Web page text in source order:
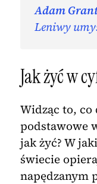
Adam
Leniwy
Jak żyć w
Widząc to, co
podstawowe
jak żyć? W
świecie
napędzanym